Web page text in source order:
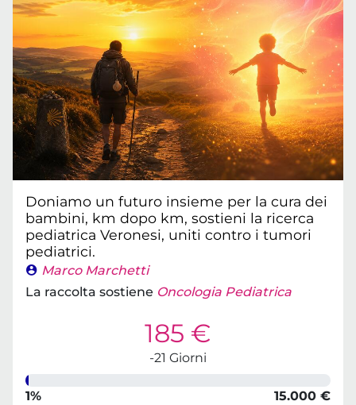
Doniamo un futuro insieme per la cura dei
bambini, km dopo km, sostieni la ricerca
pediatrica Veronesi, uniti contro i tumori
pediatrici.
Marco Marchetti
La raccolta sostiene Oncologia Pediatrica
185 €
-21 Giorni
1%
15.000 €